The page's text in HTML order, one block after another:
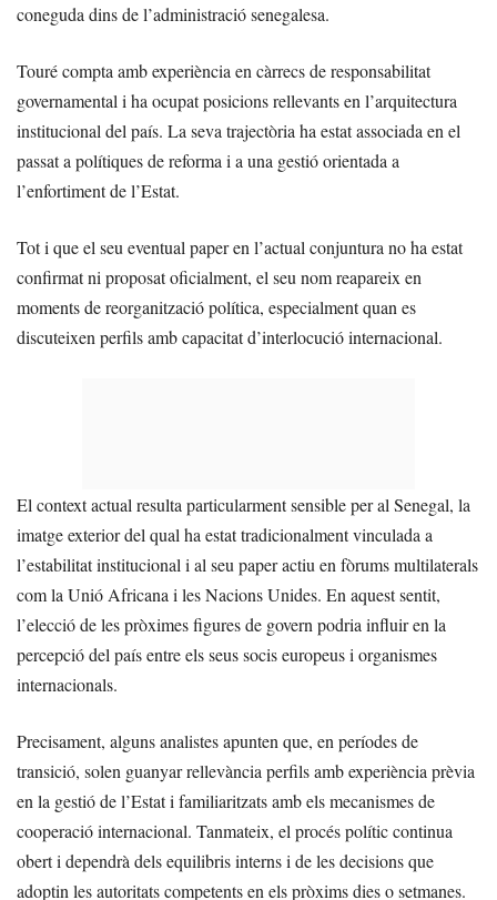
coneguda dins de l’administració senegalesa.
Touré compta amb experiència en càrrecs de responsabilitat
governamental i ha ocupat posicions rellevants en l’arquitectura
institucional del país. La seva trajectòria ha estat associada en el
passat a polítiques de reforma i a una gestió orientada a
l’enfortiment de l’Estat.
Tot i que el seu eventual paper en l’actual conjuntura no ha estat
confirmat ni proposat oficialment, el seu nom reapareix en
moments de reorganització política, especialment quan es
discuteixen perfils amb capacitat d’interlocució internacional.
El context actual resulta particularment sensible per al Senegal, la
imatge exterior del qual ha estat tradicionalment vinculada a
l’estabilitat institucional i al seu paper actiu en fòrums multilaterals
com la Unió Africana i les Nacions Unides. En aquest sentit,
l’elecció de les pròximes figures de govern podria influir en la
percepció del país entre els seus socis europeus i organismes
internacionals.
Precisament, alguns analistes apunten que, en períodes de
transició, solen guanyar rellevància perfils amb experiència prèvia
en la gestió de l’Estat i familiaritzats amb els mecanismes de
cooperació internacional. Tanmateix, el procés polític continua
obert i dependrà dels equilibris interns i de les decisions que
adoptin les autoritats competents en els pròxims dies o setmanes.